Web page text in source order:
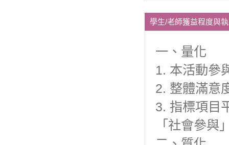
學生/老師獲益程度與
一、量化
1. 本活動參
2. 整體滿意
3. 指標項目
「社會參與